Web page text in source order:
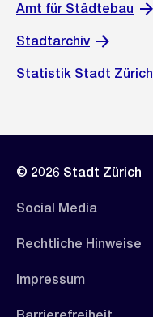
Amt für Städtebau
Stadtarchiv
Statistik Stadt Zürich
© 2026 Stadt Zürich
Social Media
Rechtliche Hinweise
Impressum